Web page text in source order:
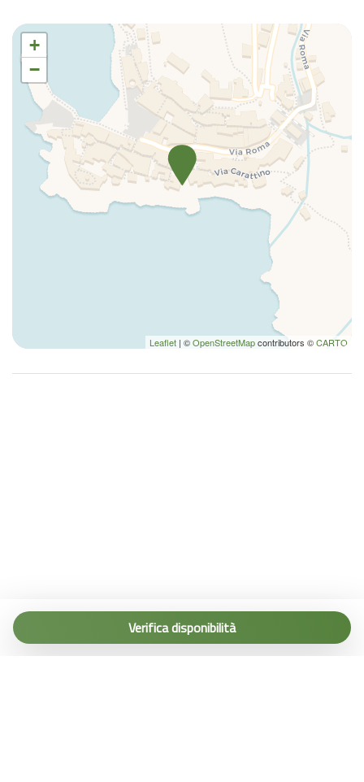
Internet wireless
Lavatrice
Lavatrice/Asciugatrice
Letto matrimoniale
Macchina caffè/te
Nozioni di base sulla cucina
Occorrente essenziale
Pentole e padelle
Shampoo
Toaster
+
−
Leaflet | ©OpenStreetMapcontributors ©CARTO
Verifica disponibilità
Tel. (+39) 0187 1560067
info@terremarine.it
Scrivici su WhatsApp